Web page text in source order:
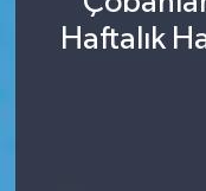
Haftalık